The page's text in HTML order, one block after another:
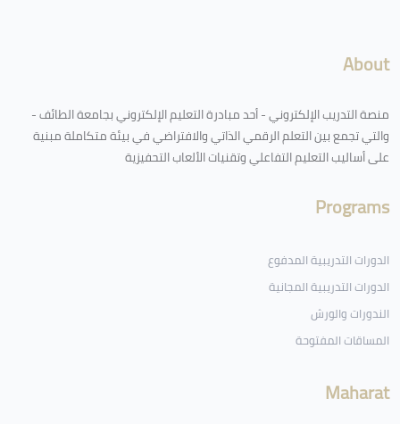
About
منصة التدريب الإلكتروني - أحد مبادرة التعليم الإلكتروني بجامعة الطائف -
والتي تجمع بين التعلم الرقمي الذاتي والافتراضي في بيئة متكاملة مبنية
على أساليب التعليم التفاعلي وتقنيات الألعاب التحفيزية
Programs
الدورات التدريبية المدفوع
الدورات التدريبية المجانية
الندورات والورش
المساقات المفتوحة
Maharat